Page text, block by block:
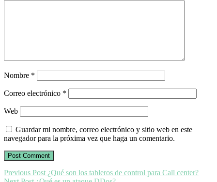
Nombre *
Correo electrónico *
Web
Guardar mi nombre, correo electrónico y sitio web en este
navegador para la próxima vez que haga un comentario.
Previous Post ¿Qué son los tableros de control para Call center?